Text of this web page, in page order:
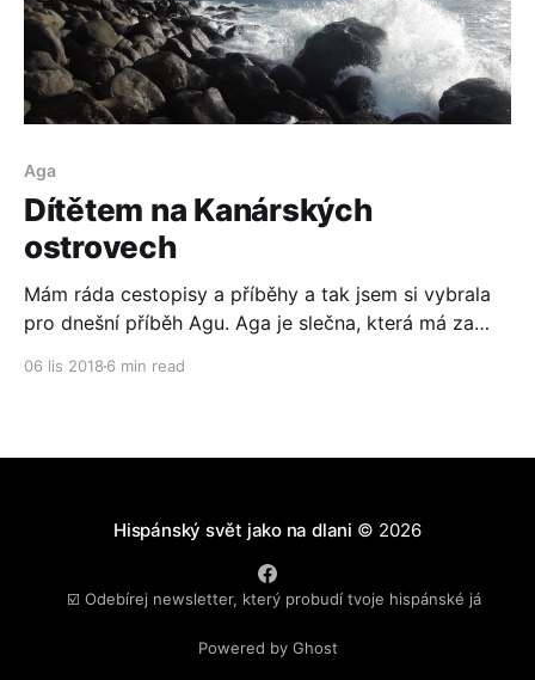
Aga
Dítětem na Kanárských
ostrovech
Mám ráda cestopisy a příběhy a tak jsem si vybrala
pro dnešní příběh Agu. Aga je slečna, která má za
06 lis 2018 6 min read
Hispánský svět jako na dlani © 2026
☑️ Odebírej newsletter, který probudí tvoje hispánské já
Powered by Ghost